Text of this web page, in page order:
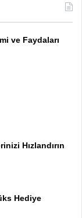
ve Faydaları
Hızlandırın
Hediye